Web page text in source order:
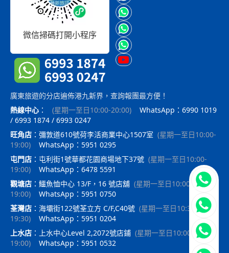
微信掃碼打開小程序
廣東旅遊的分店遍佈港九新界，查詢報團最方便！
熱線中心 ： (星期一至日10:00-20:00)
WhatsApp：6990 1019
/ 6993 1874 / 6993 0247
旺角店 ： 彌敦道610號荷李活商業中心1507室 (星期一至日10:00-
19:00)
WhatsApp：5951 0295
屯門店 ： 屯利街1號華都花園商場地下37號 (星期一至日10:00-
19:00)
WhatsApp：6478 5591
觀塘店 ： 鱷魚恤中心 13/F，16 號店舖 (星期一至日10:00-
19:00)
WhatsApp：5951 0750
荃灣店 ： 海壩街122號荃立方 C/F,C40號 (星期一至日10:30-
19:30)
WhatsApp：5951 0204
上水店 ： 上水中心Level 2,2072號店鋪 (星期一至日10:00-
19:00)
WhatsApp：5951 0532
立即